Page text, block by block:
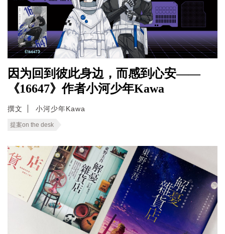
因为回到彼此身边，而感到心安——
《16647》作者小河少年Kawa
撰文 小河少年Kawa
提案on the desk